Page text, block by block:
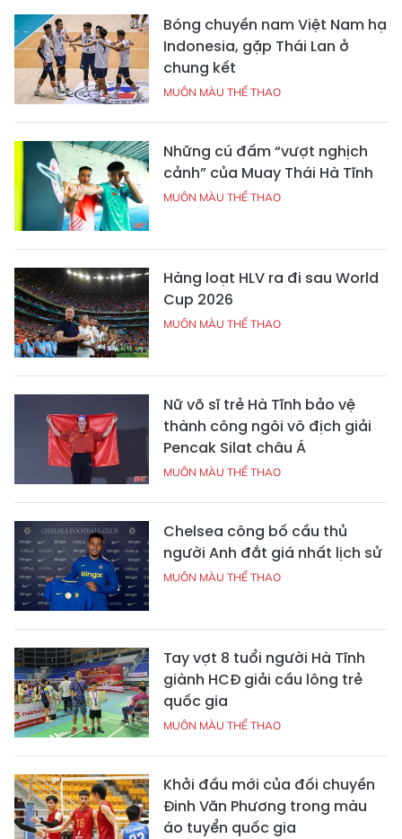
Bóng chuyền nam Việt Nam hạ
Indonesia, gặp Thái Lan ở
chung kết
MUÔN MÀU THỂ THAO
Những cú đấm “vượt nghịch
cảnh” của Muay Thái Hà Tĩnh
MUÔN MÀU THỂ THAO
Hàng loạt HLV ra đi sau World
Cup 2026
MUÔN MÀU THỂ THAO
Nữ võ sĩ trẻ Hà Tĩnh bảo vệ
thành công ngôi vô địch giải
Pencak Silat châu Á
MUÔN MÀU THỂ THAO
Chelsea công bố cầu thủ
người Anh đắt giá nhất lịch sử
MUÔN MÀU THỂ THAO
Tay vợt 8 tuổi người Hà Tĩnh
giành HCĐ giải cầu lông trẻ
quốc gia
MUÔN MÀU THỂ THAO
Khởi đầu mới của đối chuyền
Đinh Văn Phương trong màu
áo tuyển quốc gia